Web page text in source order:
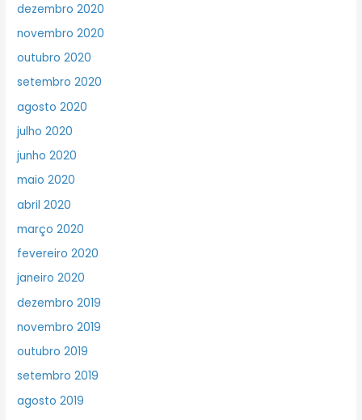
dezembro 2020
novembro 2020
outubro 2020
setembro 2020
agosto 2020
julho 2020
junho 2020
maio 2020
abril 2020
março 2020
fevereiro 2020
janeiro 2020
dezembro 2019
novembro 2019
outubro 2019
setembro 2019
agosto 2019